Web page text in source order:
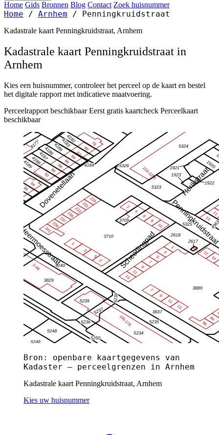
Home Gids Bronnen Blog Contact Zoek huisnummer
Home / Arnhem / Penningkruidstraat
Kadastrale kaart Penningkruidstraat, Arnhem
Kadastrale kaart Penningkruidstraat in
Arnhem
Kies een huisnummer, controleer het perceel op de kaart en bestel
het digitale rapport met indicatieve maatvoering.
Perceelrapport beschikbaar Eerst gratis kaartcheck Perceelkaart
beschikbaar
Bron: openbare kaartgegevens van
Kadaster — perceelgrenzen in Arnhem
Kadastrale kaart Penningkruidstraat, Arnhem
Kies uw huisnummer